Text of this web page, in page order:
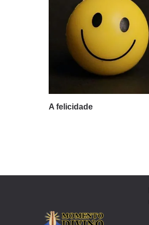
A felicidade